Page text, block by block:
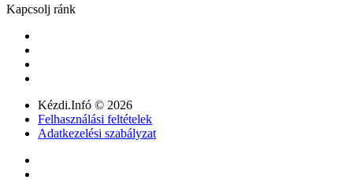
Kapcsolj ránk
Kézdi.Infó © 2026
Felhasználási feltételek
Adatkezelési szabályzat